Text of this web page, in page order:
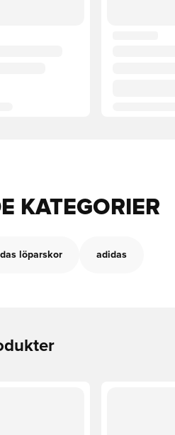
KATEGORIER
löparskor adidas